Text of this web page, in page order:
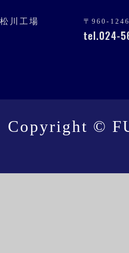
松川工場 〒960-
tel.024-
Copyright ©